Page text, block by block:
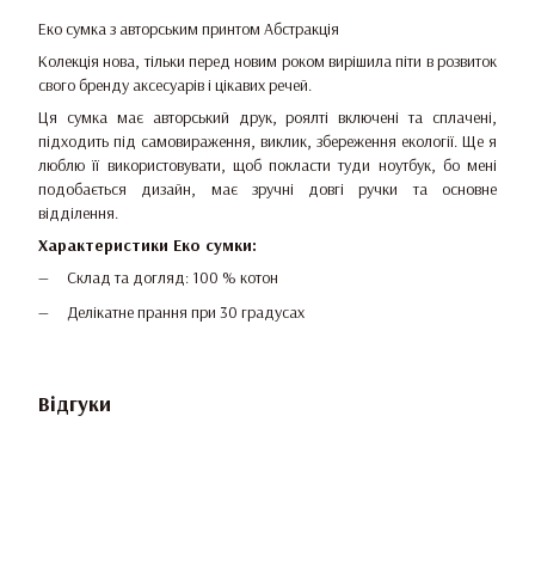
Еко сумка з авторським принтом Абстракція
Колекція нова, тільки перед новим роком вирішила піти в розвиток
свого бренду аксесуарів і цікавих речей.
Ця сумка має авторський друк, роялті включені та сплачені,
підходить під самовираження, виклик, збереження екології. Ще я
люблю її використовувати, щоб покласти туди ноутбук, бо мені
подобається дизайн, має зручні довгі ручки та основне
відділення.
Характеристики Еко сумки:
Склад та догляд: 100 % котон
Делікатне прання при 30 градусах
Відгуки